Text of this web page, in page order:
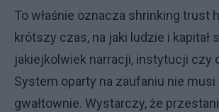
To właśnie oznacza shrinking trust
krótszy czas, na jaki ludzie i kapitał
jakiejkolwiek narracji, instytucji czy
System oparty na zaufaniu nie
gwałtownie. Wystarczy, że